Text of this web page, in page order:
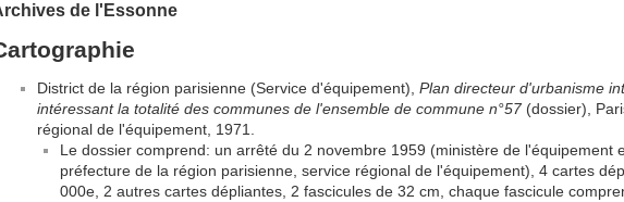
de l'Essonne
District de la région parisienne (Service d'équipement), Plan directeur d'urbanisme
intéressant la totalité des communes de l'ensemble de commune n°57(dossier),
régional de l'équipement, 1971.
Le dossier comprend: un arrêté du 2 novembre 1959 (ministère de l'équipement
préfecture de la région parisienne, service régional de l'équipement), 4 cartes
000e, 2 autres cartes dépliantes, 2 fascicules de 32 cm, chaque fascicule